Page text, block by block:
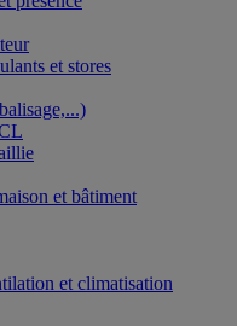
et stores
et bâtiment
et climatisation